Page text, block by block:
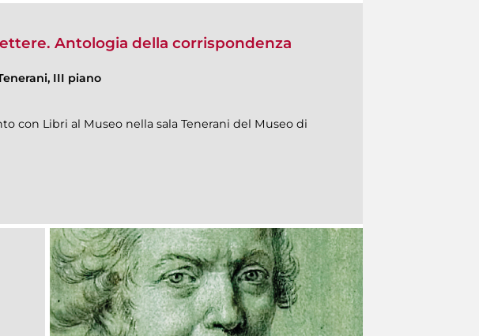
Antologia della corrispondenza
III piano
con Libri al Museo nella sala Tenerani del Museo di